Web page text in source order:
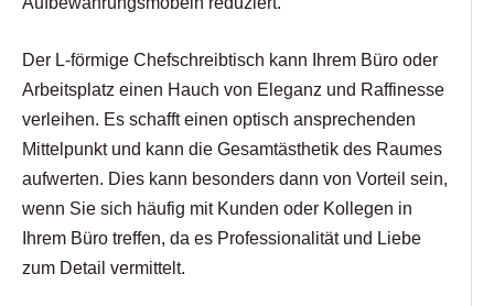
Der L-förmige Chefschreibtisch kann Ihrem Büro oder
Arbeitsplatz einen Hauch von Eleganz und Raffinesse
verleihen. Es schafft einen optisch ansprechenden
Mittelpunkt und kann die Gesamtästhetik des Raumes
aufwerten. Dies kann besonders dann von Vorteil sein,
wenn Sie sich häufig mit Kunden oder Kollegen in
Ihrem Büro treffen, da es Professionalität und Liebe
zum Detail vermittelt.